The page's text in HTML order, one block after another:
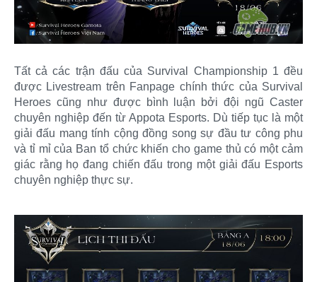
Tất cả các trận đấu của Survival Championship 1 đều
được Livestream trên Fanpage chính thức của Survival
Heroes cũng như được bình luận bởi đội ngũ Caster
chuyên nghiệp đến từ Appota Esports. Dù tiếp tục là một
giải đấu mang tính cộng đồng song sự đầu tư công phu
và tỉ mỉ của Ban tổ chức khiến cho game thủ có một cảm
giác rằng họ đang chiến đấu trong một giải đấu Esports
chuyên nghiệp thực sự.